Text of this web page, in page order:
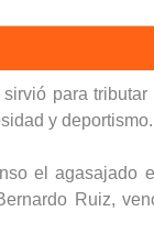
para
y deportismo.
el agasajado
Ruiz,